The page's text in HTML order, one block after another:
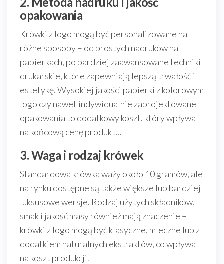
opakowania
Krówki z logo mogą być personalizowane na
różne sposoby – od prostych nadruków na
papierkach, po bardziej zaawansowane techniki
drukarskie, które zapewniają lepszą trwałość i
estetykę. Wysokiej jakości papierki z kolorowym
logo czy nawet indywidualnie zaprojektowane
opakowania to dodatkowy koszt, który wpływa
na końcową cenę produktu.
3. Waga i rodzaj krówek
Standardowa krówka waży około 10 gramów, ale
na rynku dostępne są także większe lub bardziej
luksusowe wersje. Rodzaj użytych składników,
smak i jakość masy również mają znaczenie –
krówki z logo mogą być klasyczne, mleczne lub z
dodatkiem naturalnych ekstraktów, co wpływa
na koszt produkcji.